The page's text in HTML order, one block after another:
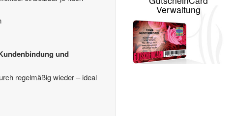
und
regelmäßig wieder – ideal
Verwaltung